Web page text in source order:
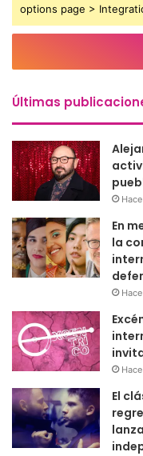
options page >
Últimas
En
la
El